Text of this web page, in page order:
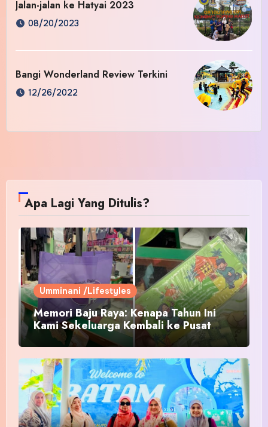
Jalan-jalan ke Hatyai 2023
08/20/2023
Bangi Wonderland Review Terkini
12/26/2022
Apa Lagi Yang Ditulis?
Umminani /Lifestyles
Memori Baju Raya: Kenapa Tahun Ini
Kami Sekeluarga Kembali ke Pusat
Pakaian Hari-Hari?